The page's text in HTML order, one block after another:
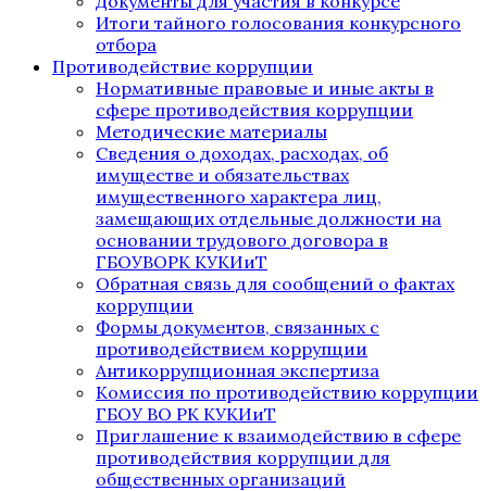
Итоги тайного голосования конкурсного
отбора
Противодействие коррупции
Нормативные правовые и иные акты в
сфере противодействия коррупции
Методические материалы
Сведения о доходах, расходах, об
имуществе и обязательствах
имущественного характера лиц,
замещающих отдельные должности на
основании трудового договора в
ГБОУВОРК КУКИиТ
Обратная связь для сообщений о фактах
коррупции
Формы документов, связанных с
противодействием коррупции
Антикоррупционная экспертиза
Комиссия по противодействию коррупции
ГБОУ ВО РК КУКИиТ
Приглашение к взаимодействию в сфере
противодействия коррупции для
общественных организаций